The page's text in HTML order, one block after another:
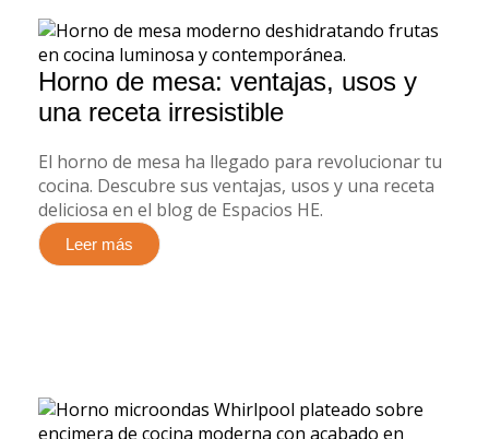
Horno de mesa: ventajas, usos y
una receta irresistible
El horno de mesa ha llegado para revolucionar tu
cocina. Descubre sus ventajas, usos y una receta
deliciosa en el blog de Espacios HE.
Leer más